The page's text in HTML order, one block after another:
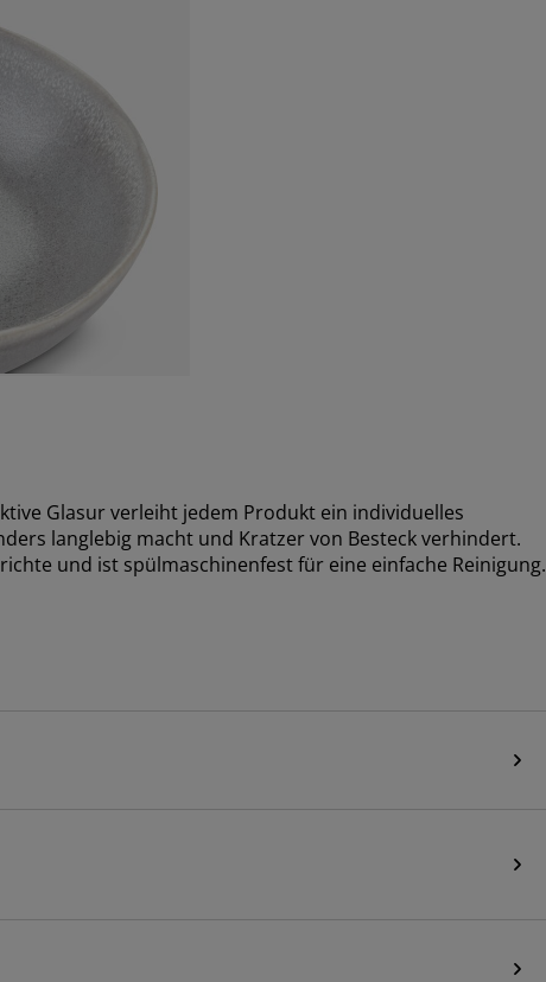
Glasur verleiht jedem Produkt ein individuelles
langlebig macht und Kratzer von Besteck verhindert.
und ist spülmaschinenfest für eine einfache Reinigung.